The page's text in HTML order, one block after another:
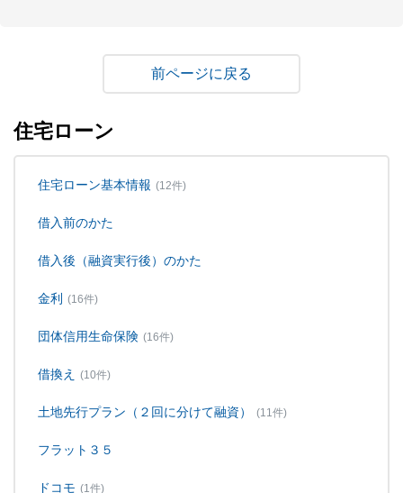
戻る
住宅ローン
住宅ローン基本情報 (12件)
借入前のかた
借入後（融資実行後）のかた
金利 (16件)
団体信用生命保険 (16件)
借換え (10件)
土地先行プラン（２回に分けて融資） (11件)
フラット３５
ドコモ (1件)